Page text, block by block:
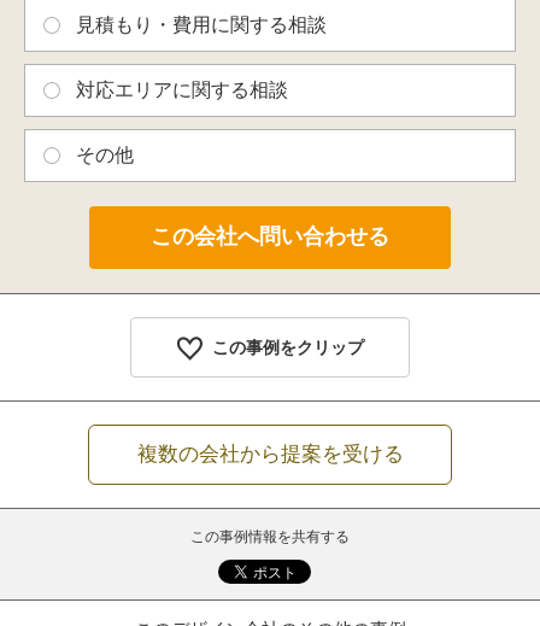
見積もり・費用に関する相談
対応エリアに関する相談
その他
この事例をクリップ
複数の会社から提案を受ける
この事例情報を共有する